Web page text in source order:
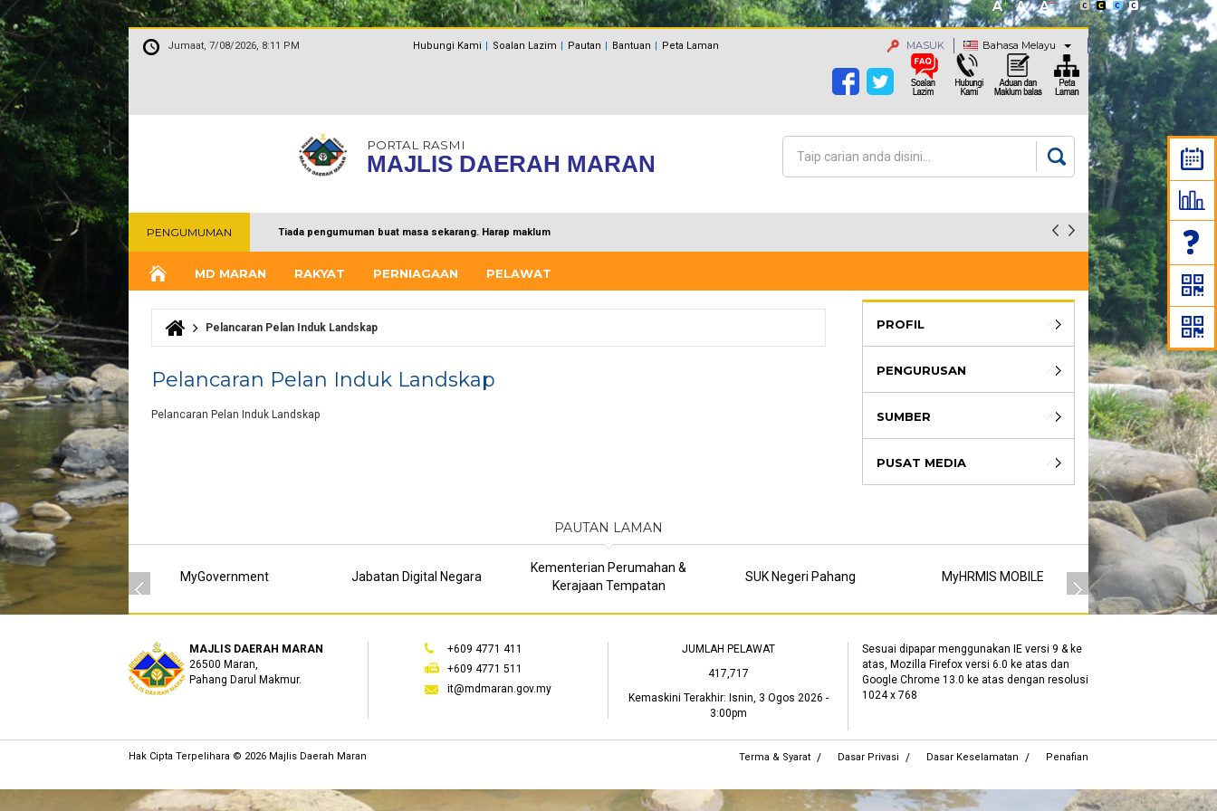
Jumaat, 7/08/2026, 8:11 PM Hubungi Kami Soalan Lazim Pautan Bantuan Peta Laman MASUK Bahasa Melayu
PORTAL RASMI
MAJLIS DAERAH MARAN Borang carian
Carian
PENGUMUMAN Tiada pengumuman buat masa sekarang. Harap maklum
MD MARAN RAKYAT PERNIAGAAN PELAWAT
Anda di sini
Pelancaran Pelan Induk Landskap
Pelancaran Pelan Induk Landskap
Pelancaran Pelan Induk Landskap
PROFIL
PENGURUSAN
SUMBER
PUSAT MEDIA
PAUTAN LAMAN
MyGovernment Jabatan Digital Negara
Kementerian Perumahan &
Kerajaan Tempatan
SUK Negeri Pahang MyHRMIS MOBILE MSC
MAJLIS DAERAH MARAN
26500 Maran,
Pahang Darul Makmur.
+609 4771 411
+609 4771 511
it@mdmaran.gov.my
JUMLAH PELAWAT
417,717
Kemaskini Terakhir: Isnin, 3 Ogos 2026 -
3:00pm
Sesuai dipapar menggunakan IE versi 9 & ke
atas, Mozilla Firefox versi 6.0 ke atas dan
Google Chrome 13.0 ke atas dengan resolusi
1024 x 768
Hak Cipta Terpelihara © 2026 Majlis Daerah Maran Terma & Syarat Dasar Privasi Dasar Keselamatan Penafian